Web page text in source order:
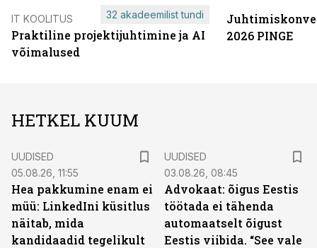
IT KOOLITUS
Praktiline projektijuhtimine ja AI
võimalused
32 akadeemilist tundi
2026 PINGE
HETKEL KUUM
UUDISED
05.08.26, 11:55
Hea pakkumine enam ei
müü: LinkedIni küsitlus
näitab, mida
kandidaadid tegelikult
UUDISED
03.08.26, 08:45
Advokaat: õigus Eestis
töötada ei tähenda
automaatselt õigust
Eestis viibida. “See vale